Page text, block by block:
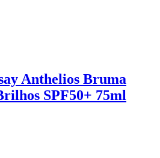
Anthelios Bruma
SPF50+ 75ml